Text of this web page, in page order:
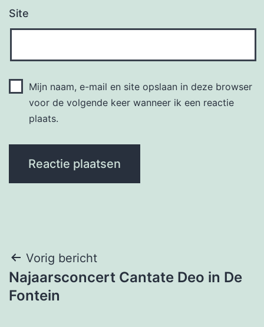
Site
Mijn naam, e-mail en site opslaan in deze browser
voor de volgende keer wanneer ik een reactie
plaats.
Bericht
navigatie
Vorig bericht
Najaarsconcert Cantate Deo in De
Fontein